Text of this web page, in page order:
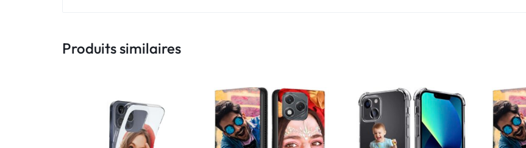
Produits similaires